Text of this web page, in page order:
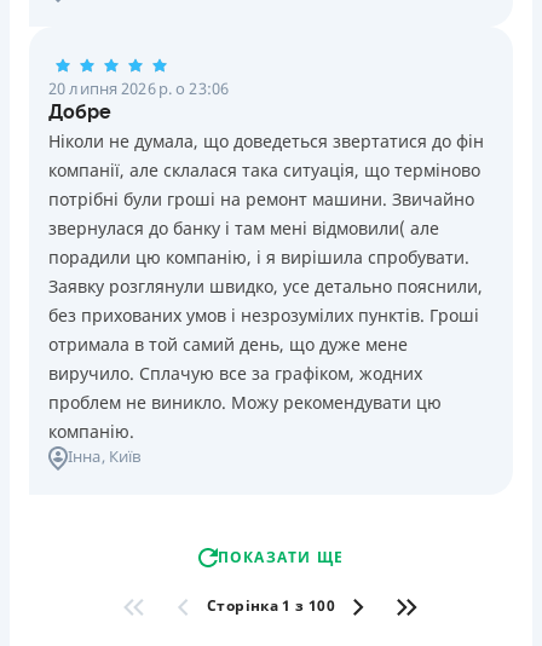
20 липня 2026 р. о 23:06
Добре
Ніколи не думала, що доведеться звертатися до фін
компанії, але склалася така ситуація, що терміново
потрібні були гроші на ремонт машини. Звичайно
звернулася до банку і там мені відмовили( але
порадили цю компанію, і я вирішила спробувати.
Заявку розглянули швидко, усе детально пояснили,
без прихованих умов і незрозумілих пунктів. Гроші
отримала в той самий день, що дуже мене
виручило. Сплачую все за графіком, жодних
проблем не виникло. Можу рекомендувати цю
компанію.
Інна, Київ
ПОКАЗАТИ ЩЕ
Сторінка 1 з 100